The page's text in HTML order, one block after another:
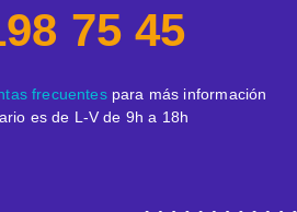
75 45
frecuentespara más información
es de L-V de 9h a 18h